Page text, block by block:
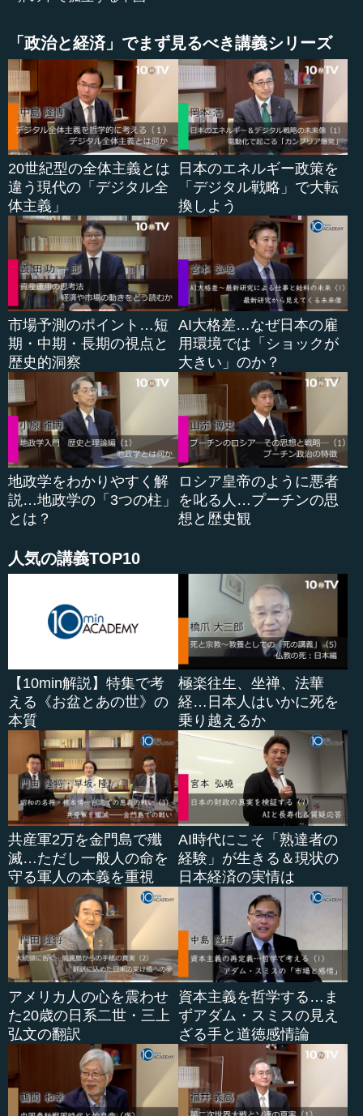
は好ましくない」と思っていたのが、3年後には73パーセン
トがそう思うようになった。ドイツでは53パーセントが71
パーセントに、スウェーデンでは49パーセントが85パーセ
ントになった。
―― また、これもすごいですね。
中西 カナダ人は40パーセントが73パーセントになった。
ちなみにオーストラリア人は、2017年は32パーセントだっ
たのが、2020年には実に81パーセントと大幅に増えてしま
った。これは「大きな」という言葉ではちょっとカバーで
きないほど、画期的な地殻変動です。中国に対して、ヨー
ロッパ諸国やカナダ、オーストラリア、アメリカといった
国々が、ここまで態度を変えたということは、歴史的に見
て、日本としてもやはり大いに注目すべきことなのです。
●戦狼外交によって孤立を深める中国
中西 日本は同じ文脈では語れませんけれども、私はいず
れにしても、こ...
「政治と経済」でまず見るべき講義シリーズ
20世紀型の全体主義とは
違う現代の「デジタル全
体主義」
日本のエネルギー政策を
「デジタル戦略」で大転
換しよう
市場予測のポイント…短
期・中期・長期の視点と
歴史的洞察
AI大格差…なぜ日本の雇
用環境では「ショックが
大きい」のか？
地政学をわかりやすく解
説…地政学の「3つの柱」
とは？
ロシア皇帝のように悪者
を叱る人…プーチンの思
想と歴史観
人気の講義TOP10
【10min解説】特集で考
える《お盆とあの世》の
本質
極楽往生、坐禅、法華
経…日本人はいかに死を
乗り越えるか
共産軍2万を金門島で殲
滅…ただし一般人の命を
守る軍人の本義を重視
AI時代にこそ「熟達者の
経験」が生きる＆現状の
日本経済の実情は
アメリカ人の心を震わせ
た20歳の日系二世・三上
弘文の翻訳
資本主義を哲学する…ま
ずアダム・スミスの見え
ざる手と道徳感情論